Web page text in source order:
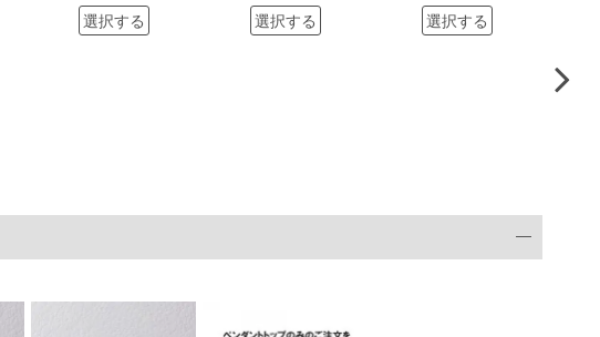
選択する
選択する
選択する